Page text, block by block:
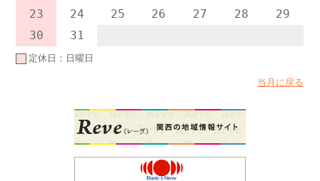
23
24 25 26 27 28
29
30
31
定休日：日曜日
当月に戻る